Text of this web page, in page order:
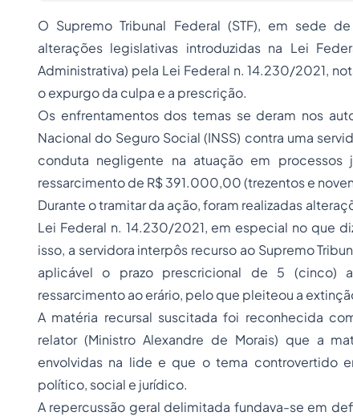
O Supremo Tribunal Federal (STF), em sede
alterações legislativas introduzidas na Lei
Administrativa) pela Lei Federal n. 14.230/2021,
o expurgo da culpa e a prescrição.
Os enfrentamentos dos temas se deram nos
Nacional do Seguro Social (INSS) contra uma
conduta negligente na atuação em
ressarcimento de R$ 391.000,00 (trezentos e
Durante o tramitar da ação, foram realizadas
Lei Federal n. 14.230/2021, em especial no que
isso, a servidora interpôs recurso ao Supremo
aplicável o prazo prescricional de 5 (cinco)
ressarcimento ao erário, pelo que pleiteou a
A matéria recursal suscitada foi reconhecida
relator (Ministro Alexandre de Morais) que a
envolvidas na lide e que o tema controvertido
político, social e jurídico.
A repercussão geral delimitada fundava-se em